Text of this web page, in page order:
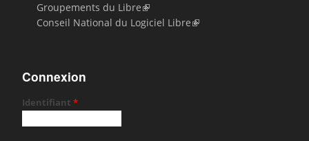
Groupements du Libre
Conseil National du Logiciel Libre
Connexion
Identifiant*